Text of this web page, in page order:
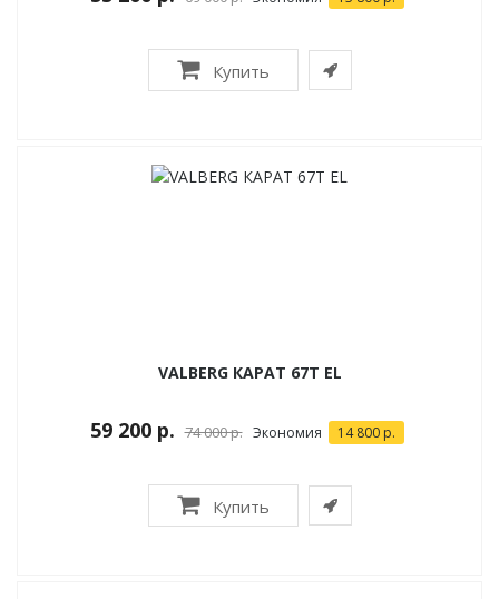
Купить
VALBERG КАРАТ 67T EL
59 200 р. 74 000 р. Экономия 14 800 р.
Купить